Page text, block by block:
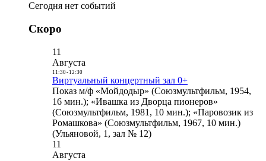
Сегодня нет событий
Скоро
11
Августа
11:30- 12:30
Виртуальный концертный зал 0+
Показ м/ф «Мойдодыр» (Союзмультфильм, 1954,
16 мин.); «Ивашка из Дворца пионеров»
(Союзмультфильм, 1981, 10 мин.); «Паровозик из
Ромашкова» (Союзмультфильм, 1967, 10 мин.)
(Ульяновой, 1, зал № 12)
11
Августа